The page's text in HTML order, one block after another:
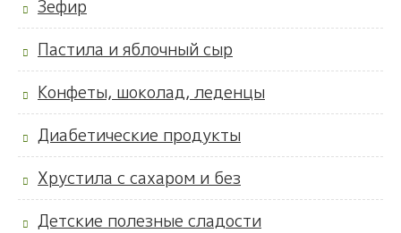
Зефир
Пастила и яблочный сыр
Конфеты, шоколад, леденцы
Диабетические продукты
Хрустила с сахаром и без
Детские полезные сладости